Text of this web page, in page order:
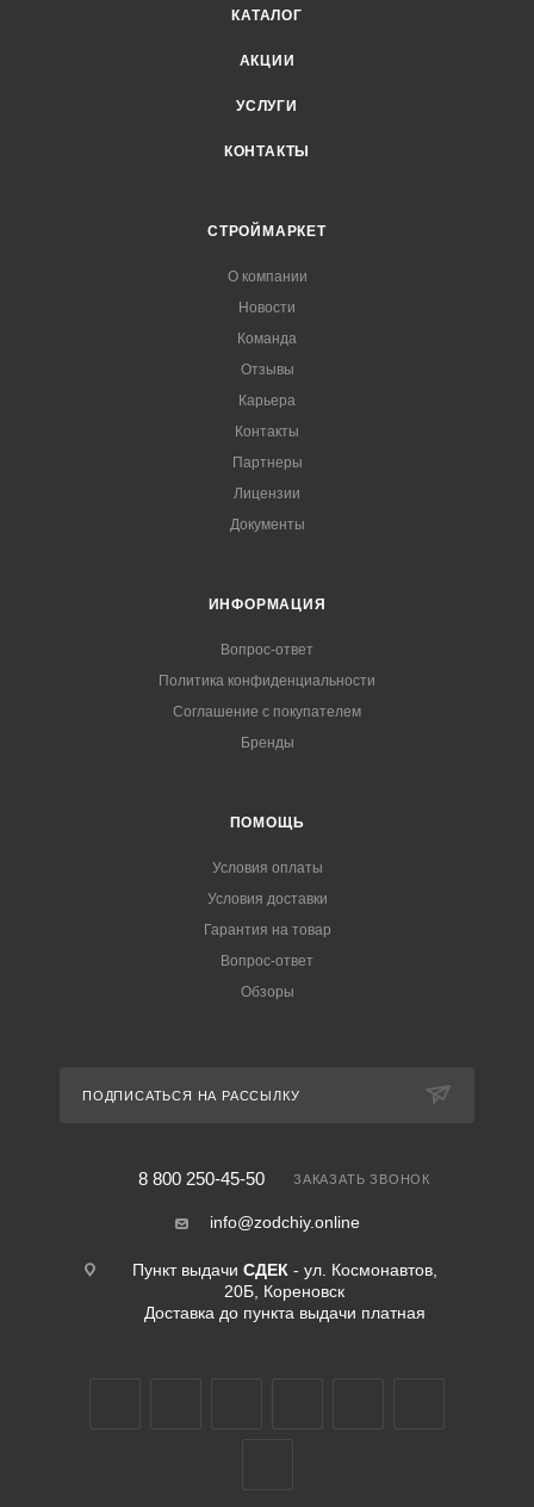
КАТАЛОГ
АКЦИИ
УСЛУГИ
КОНТАКТЫ
СТРОЙМАРКЕТ
О компании
Новости
Команда
Отзывы
Карьера
Контакты
Партнеры
Лицензии
Документы
ИНФОРМАЦИЯ
Вопрос-ответ
Политика конфиденциальности
Соглашение с покупателем
Бренды
ПОМОЩЬ
Условия оплаты
Условия доставки
Гарантия на товар
Вопрос-ответ
Обзоры
ПОДПИСАТЬСЯ НА РАССЫЛКУ
8 800 250-45-50 ЗАКАЗАТЬ ЗВОНОК
info@zodchiy.online
Пункт выдачи СДЕК - ул. Космонавтов,
20Б, Кореновск
Доставка до пункта выдачи платная